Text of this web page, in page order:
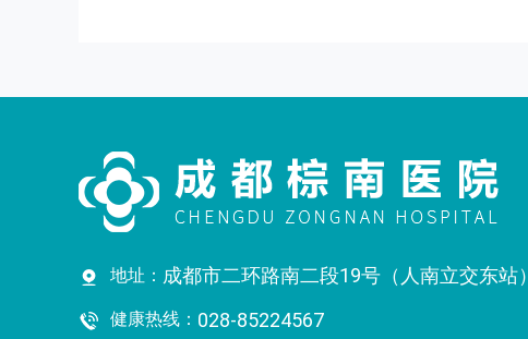
地址： 成都市二环路南二段19号（人南立交东站）
健康热线： 028-85224567